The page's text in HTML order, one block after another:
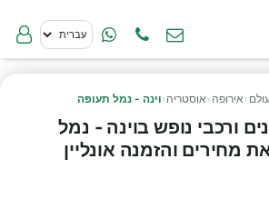
› אירופה › אוסטריה ›וינה - נמל תעופה
ורכבי נופש בוינה - נמל
מחירים והזמנה אונליין